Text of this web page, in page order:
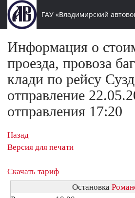
ГАУ «Владимирский
Информация о
проезда, провоза
клади по рейсу
отправление
отправления 17:20
Назад
Версия для печати
Скачать тариф
Остановка